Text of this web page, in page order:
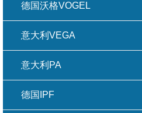
德国沃格VOGEL
意大利VEGA
意大利PA
德国IPF